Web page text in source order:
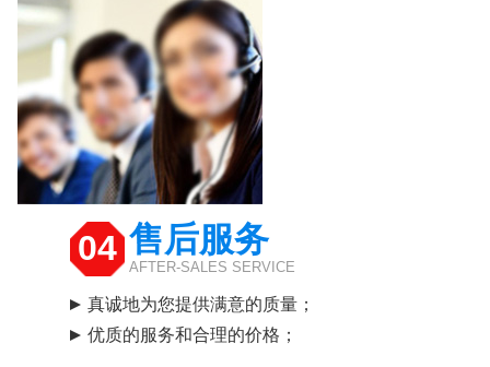
04 售后服务
AFTER-SALES SERVICE
真诚地为您提供满意的质量；
优质的服务和合理的价格；